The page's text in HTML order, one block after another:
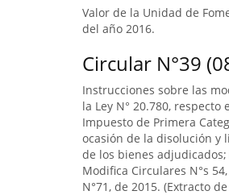
Valor de la Unidad de
del año 2016.
Circular N°39
Instrucciones sobre las
la Ley N° 20.780,
Impuesto de Primera
ocasión de la disolución y
de los bienes
Modifica Circulares N°s
N°71, de 2015. (Extracto